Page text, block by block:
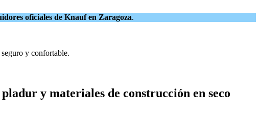
oficiales de Knauf en Zaragoza.
y confortable.
y materiales de construcción en seco